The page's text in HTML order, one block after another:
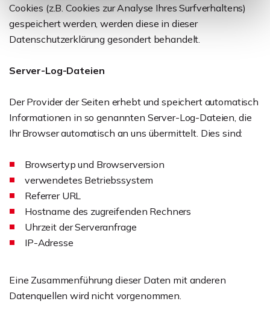
Cookies (z.B. Cookies zur Analyse Ihres Surfverhaltens)
gespeichert werden, werden diese in dieser
Datenschutzerklärung gesondert behandelt.
Server-Log-Dateien
Der Provider der Seiten erhebt und speichert automatisch
Informationen in so genannten Server-Log-Dateien, die
Ihr Browser automatisch an uns übermittelt. Dies sind:
Browsertyp und Browserversion
verwendetes Betriebssystem
Referrer URL
Hostname des zugreifenden Rechners
Uhrzeit der Serveranfrage
IP-Adresse
Eine Zusammenführung dieser Daten mit anderen
Datenquellen wird nicht vorgenommen.